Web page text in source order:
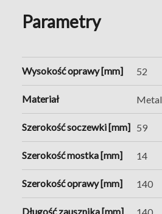
Parametry
Wysokość oprawy [mm] 52
Materiał Metal
Szerokość soczewki [mm] 59
Szerokość mostka [mm] 14
Szerokość oprawy [mm] 140
Długość zausznika [mm]